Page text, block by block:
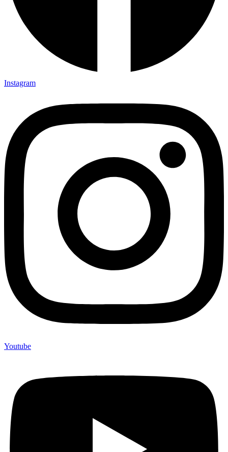
Instagram
Youtube